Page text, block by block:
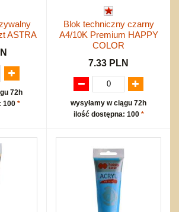
ASTRA
72h
100 *
Blok techniczny czarny
A4/10K Premium HAPPY
COLOR
7.33 PLN
wysyłamy w ciągu 72h
ilość dostępna: 100 *